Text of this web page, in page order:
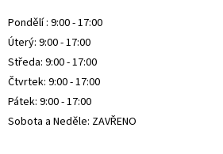
Pondělí : 9:00 - 17:00
Úterý: 9:00 - 17:00
Středa: 9:00 - 17:00
Čtvrtek: 9:00 - 17:00
Pátek: 9:00 - 17:00
Sobota a Neděle: ZAVŘENO